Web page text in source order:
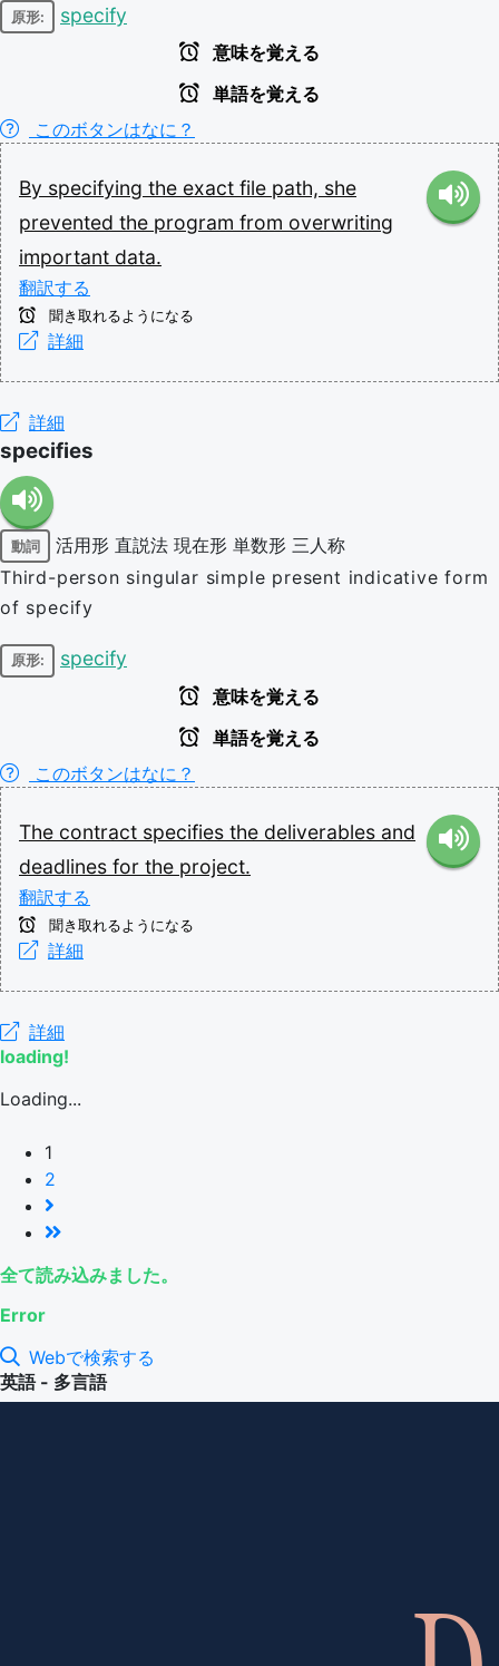
原形: specify
意味を覚える
単語を覚える
このボタンはなに？
By specifying the exact file path, she
prevented the program from overwriting
important data.
翻訳する
聞き取れるようになる
詳細
詳細
specifies
動詞 活用形 直説法 現在形 単数形 三人称
Third-person singular simple present indicative form
of specify
原形: specify
意味を覚える
単語を覚える
このボタンはなに？
The contract specifies the deliverables and
deadlines for the project.
翻訳する
聞き取れるようになる
詳細
詳細
loading!
Loading...
1
2
全て読み込みました。
Error
Webで検索する
英語 - 多言語